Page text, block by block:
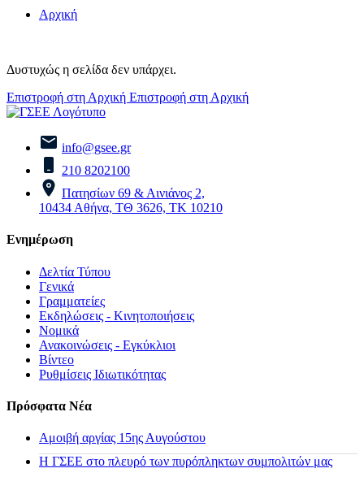
Αρχική
Δυστυχώς η σελίδα δεν υπάρχει.
Επιστροφή στη Αρχική Επιστροφή στη Αρχική
info@gsee.gr
210 8202100
Πατησίων 69 & Αινιάνος 2,
10434 Αθήνα, ΤΘ 3626, ΤΚ 10210
Ενημέρωση
Δελτία Τύπου
Γενικά
Γραμματείες
Εκδηλώσεις - Κινητοποιήσεις
Νομικά
Ανακοινώσεις - Εγκύκλιοι
Βίντεο
Ρυθμίσεις Ιδιωτικότητας
Πρόσφατα Νέα
Αμοιβή αργίας 15ης Αυγούστου
H ΓΣΕΕ στο πλευρό των πυρόπληκτων συμπολιτών μας